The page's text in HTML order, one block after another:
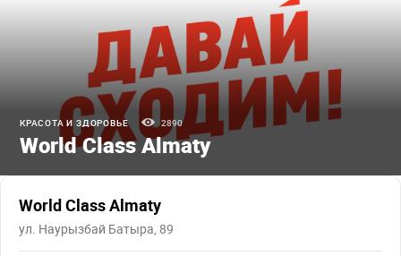
КРАСОТА И ЗДОРОВЬЕ 2890
World Class Almaty
World Class Almaty
ул. Наурызбай Батыра, 89